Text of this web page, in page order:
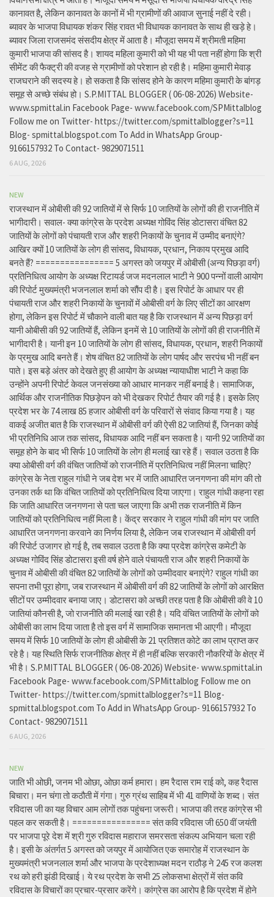
कानावत है, लेकिन कानावत के कानों में भी ग्रामीणों की आवाज सुनाई नहीं दे रही।
ब्यावर के भाजपा विधायक शंकर सिंह रावत भी विधायक कानावत के साथ ही खड़े हे।
ब्यावर जिला राजसमंद संसदीय क्षेत्र में आता है। मौजूदा समय में श्रीमती महिमा
कुमारी भाजपा की सांसद है। शायद महिला कुमारी को भी यह भी पता नहीं होगा कि श्री
सीमेंट की फैक्ट्री की वजह से ग्रामीणों को परेशान हो रही है। महिमा कुमारी मेवाड़
राजघराने की सदस्य हे। हो सकता है कि सांसद होने के कारण महिमा कुमारी के बांगड़
समूह से अच्छे संबंध हो। S.P.MITTAL BLOGGER ( 06-08-2026) Website-
www.spmittal.in Facebook Page- www.facebook.com/SPMittalblog
Follow me on Twitter- https://twitter.com/spmittalblogger?s=11
Blog- spmittal.blogspot.com To Add in WhatsApp Group-
9166157932 To Contact- 9829071511
6 AUG, 2026
NEW
राजस्थान में ओबीसी की 92 जातियों में से सिर्फ 10 जातियों के लोगों की ही राजनीति में
भागीदारी। सवाल- क्या कांग्रेस के प्रदेश अध्यक्ष गोविंद सिंह डोटासरा वंचित 82
जातियों के लोगों को पंचायती राज और शहरी निकायों के चुनाव में उम्मीद बनाएंगे?
आखिर क्यों 10 जातियों के लोग ही सांसद, विधायक, प्रधान, निकाय प्रमुख आदि
बनते हैं? ================ 5 अगस्त को जयपुर में ओबीसी (अन्य पिछड़ा वर्ग)
प्रतिनिधित्व आयोग के अध्यक्ष रिटायर्ड जज मदनलाल भाटी ने 900 पन्नों वाली आयोग
की रिपोर्ट मुख्यमंत्री भजनलाल शर्मा को सौंप दी है। इस रिपोर्ट के आधार पर ही
पंचायती राज और शहरी निकायों के चुनावों में ओबीसी वर्ग के लिए सीटों का आरक्षण
होगा, लेकिन इस रिपोर्ट में चौकाने वाली बात यह है कि राजस्थान में अन्य पिछड़ा वर्ग
यानी ओबीसी की 92 जातियों हैं, लेकिन इनमें से 10 जातियों के लोगों की ही राजनीति में
भागीदारी है। यानी इन 10 जातियों के लोग ही सांसद, विधायक, प्रधान, शहरी निकायों
के प्रमुख आदि बनते हैं। शेष वंचित 82 जातियों के लोग पार्षद और सरपंच भी नहीं बन
पाते। इस बड़े अंतर को देखते हुए ही आयोग के अध्यक्ष न्यायाधीश भाटी ने कहा कि
उन्होंने अपनी रिपोर्ट केवल जनसंख्या को आधार मानकर नहीं बनाई है। सामाजिक,
आर्थिक और राजनीतिक पिछड़ेपन को भी देखकर रिपोर्ट तैयार की गई है। इसके लिए
प्रदेश भर के 74 लाख 85 हजार ओबीसी वर्ग के परिवारों से संवाद किया गया है। यह
वाकई अजीत बात है कि राजस्थान में ओबीसी वर्ग की ऐसी 82 जातियां हैं, जिनका कोई
भी प्रतिनिधि आज तक सांसद, विधायक आदि नहीं बन सकता है। यानी 92 जातियों का
समूह होने के बाद भी सिर्फ 10 जातियों के लोग ही मलाई खा रहे हैं। सवाल उठता है कि
क्या ओबीसी वर्ग की वंचित जातियों को राजनीति में प्रतिनिधित्व नहीं मिलना चाहिए?
कांग्रेस के नेता राहुल गांधी ने जब देश भर में जाति आधारित जनगणना की मांग की तो
उनका तर्क था कि वंचित जातियों को प्रतिनिधित्व दिया जाएगा। राहुल गांधी कहना रहा
कि जाति आधारित जनगणना से पता चल जाएगा कि अभी तक राजनीति में किन
जातियों को प्रतिनिधित्व नहीं मिला है। केंद्र सरकार ने राहुल गांधी की मांग पर जाति
आधारित जनगणना करवाने का निर्णय लिया है, लेकिन जब राजस्थान में ओबीसी वर्ग
की रिपोर्ट उजागर हो गई है, तब सवाल उठता है कि क्या प्रदेश कांग्रेस कमेटी के
अध्यक्ष गोविंद सिंह डोटासरा इसी वर्ष होने वाले पंचायती राज और शहरी निकायों के
चुनाव में ओबीसी की वंचित 82 जातियों के लोगों को उम्मीदवार बनाएंगे? राहुल गांधी का
सपना तभी पूरा होगा, जब राजस्थान में ओबीसी वर्ग की 82 जातियों के लोगों को आरक्षित
सीटों पर उम्मीदवार बनाया जाए। डोटासरा को अच्छी तरह पता है कि ओबीसी की वे 10
जातियां कौनसी है, जो राजनीति की मलाई खा रही है। यदि वंचित जातियों के लोगों को
ओबीसी का लाभ दिया जाता है तो इस वर्ग में सामाजिक समानता भी आएगी। मौजूदा
समय में सिर्फ 10 जातियों के लोग ही ओबीसी के 21 प्रतिशत कोटे का लाभ प्राप्त कर
रहे है। यह स्थिति सिर्फ राजनीतिक क्षेत्र में ही नहीं बल्कि सरकारी नौकरियों के क्षेत्र में
भी है। S.P.MITTAL BLOGGER ( 06-08-2026) Website- www.spmittal.in
Facebook Page- www.facebook.com/SPMittalblog Follow me on
Twitter- https://twitter.com/spmittalblogger?s=11 Blog-
spmittal.blogspot.com To Add in WhatsApp Group- 9166157932 To
Contact- 9829071511
6 AUG, 2026
NEW
जाति भी ओछी, जनम भी ओछा, ओछा कर्म हमारा। हम रैदास राम राई को, कह रैदास
बिचारा। मन चंगा तो कठौती में गंगा। गुरु ग्रंथ साहिब में भी 41 वाणियों के शब्द। संत
रविदास जी का यह विचार आम लोगों तक पहुंचना जरूरी। भाजपा की तरह कांग्रेस भी
पहल कर सकती है। ================ संत कवि रविदास जी 650 वीं जयंती
पर भाजपा पूरे देश में श्री गुरु रविदास महाराज समरसता संकल्प अभियान चला रही
है। इसी के अंतर्गत 5 अगस्त को जयपुर में आयोजित एक समारोह में राजस्थान के
मुख्यमंत्री भजनलाल शर्मा और भाजपा के प्रदेशाध्यक्ष मदन राठौड़ ने 245 रज कलश
रथ को हरी झंडी दिखाई। ये रथ प्रदेश के सभी 25 लोकसभा क्षेत्रों में संत कवि
रविदास के विचारों का प्रचार-प्रसार करेंगे। कांग्रेस का आरोप है कि प्रदेश में होने